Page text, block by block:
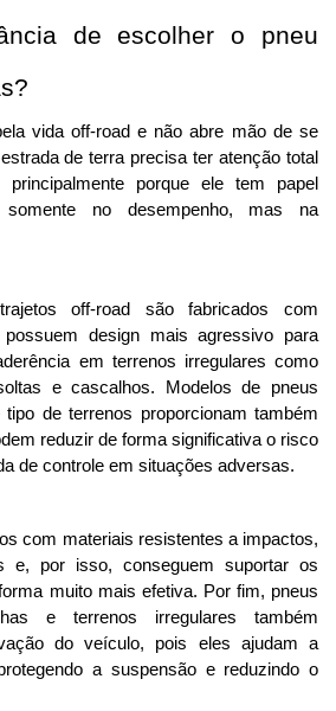
de escolher o pneu
vida off-road e não abre mão de se
de terra precisa ter atenção total
porque ele tem papel
somente no desempenho, mas na
off-road são fabricados com
design mais agressivo para
em terrenos irregulares como
e cascalhos.
Modelos de pneus
de terrenos proporcionam também
reduzir de forma significativa o risco
de controle em situações adversas.
com materiais resistentes a impactos,
e, por isso, conseguem suportar os
muito mais efetiva. Por fim, pneus
e terrenos irregulares também
do veículo, pois eles ajudam a
a suspensão e reduzindo o